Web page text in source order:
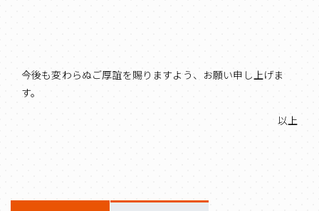
今後も変わらぬご厚誼を賜りますよう、お願い申し上げま
す。
以上